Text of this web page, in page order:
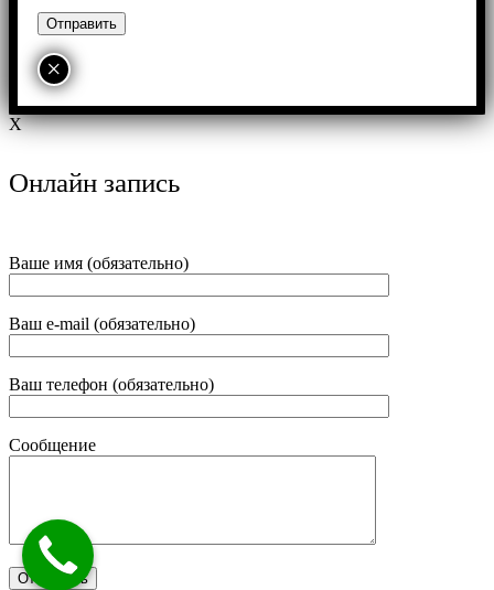
×
X
Онлайн запись
Ваше имя (обязательно)
Ваш e-mail (обязательно)
Ваш телефон (обязательно)
Сообщение